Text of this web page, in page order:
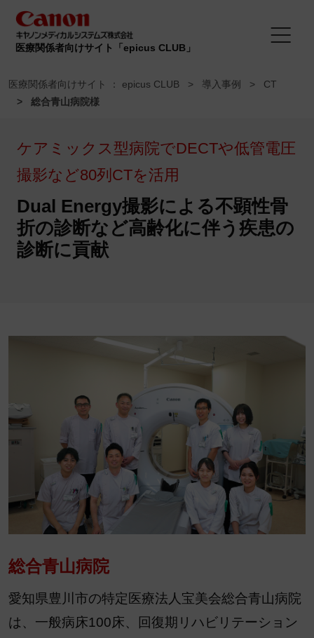
医療関係者向けサイト「epicus CLUB」
医療関係者向けサイト ： epicus CLUB 導入事例
CT
総合青山病院様
ケアミックス型病院でDECTや低管電圧
撮影など80列CTを活用
Dual Energy撮影による不顕性骨
折の診断など高齢化に伴う疾患の
診断に貢献
総合青山病院
愛知県豊川市の特定医療法人宝美会総合青山病院
は、一般病床100床、回復期リハビリテーション